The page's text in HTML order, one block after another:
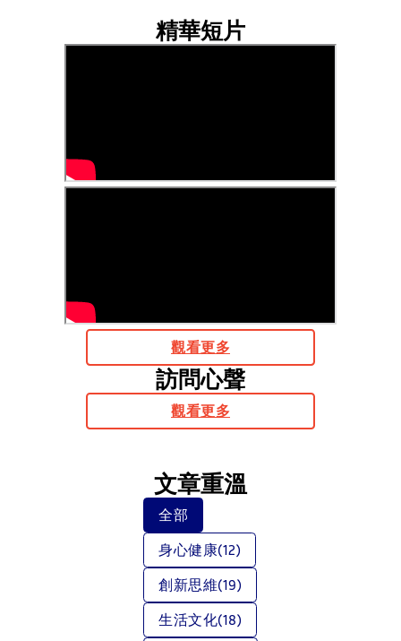
精華短⽚
觀看更多
訪問心聲
觀看更多
⽂章重溫
全部
身心健康(12)
創新思維(19)
生活文化(18)